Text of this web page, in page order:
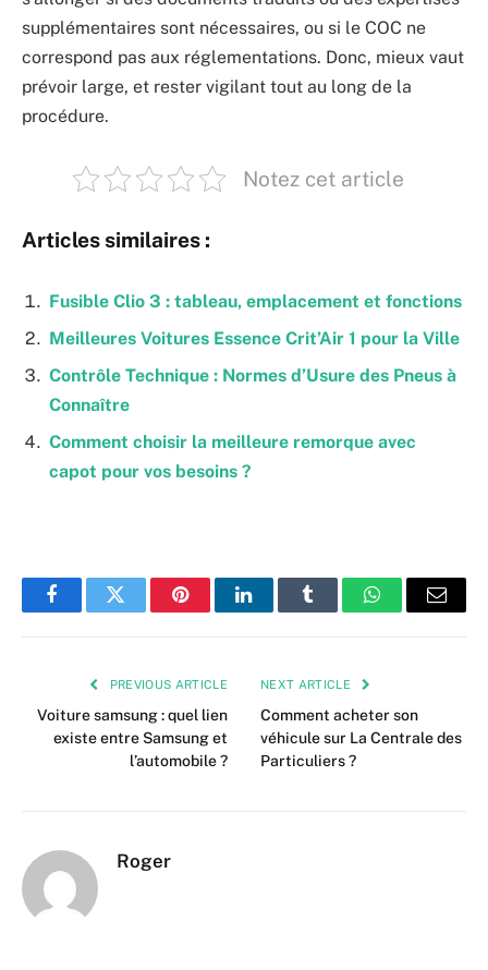
supplémentaires sont nécessaires, ou si le COC ne
correspond pas aux réglementations. Donc, mieux vaut
prévoir large, et rester vigilant tout au long de la
procédure.
Notez cet article
Articles similaires :
Fusible Clio 3 : tableau, emplacement et fonctions
Meilleures Voitures Essence Crit’Air 1 pour la Ville
Contrôle Technique : Normes d’Usure des Pneus à
Connaître
Comment choisir la meilleure remorque avec
capot pour vos besoins ?
FacebookTwitter PinterestLinkedInTumblr WhatsAppEmail
PREVIOUS ARTICLE
Voiture samsung : quel lien
existe entre Samsung et
l’automobile ?
NEXT ARTICLE
Comment acheter son
véhicule sur La Centrale des
Particuliers ?
Roger